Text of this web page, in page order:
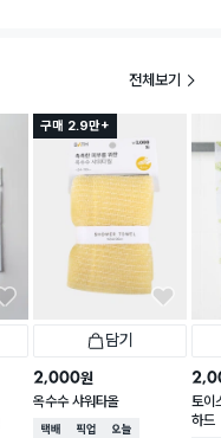
전체보기
구매 2.9만+
담기
2,000원
옥수수 샤워타올
택배배송매장픽업오늘배송
토이
하드